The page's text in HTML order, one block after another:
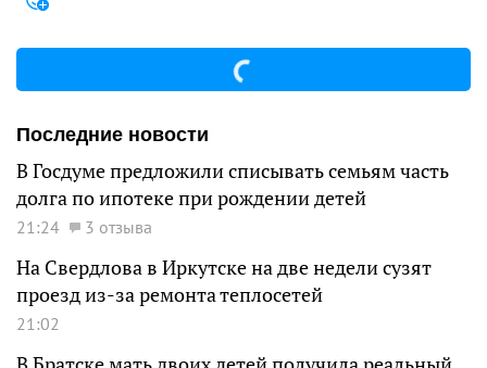
Последние новости
В Госдуме предложили списывать семьям часть
долга по ипотеке при рождении детей
21:24 3 отзыва
На Свердлова в Иркутске на две недели сузят
проезд из-за ремонта теплосетей
21:02